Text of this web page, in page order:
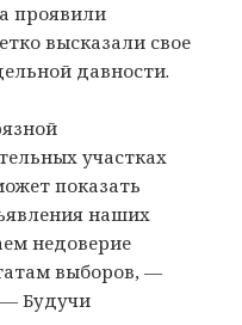
проявили
высказали свое
давности.
участках
показать
наших
недоверие
выборов, —
— Будучи